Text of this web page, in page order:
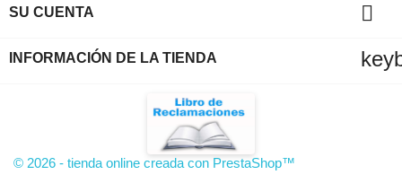
SU CUENTA 
INFORMACIÓN DE LA TIENDA
© 2026 - tienda online creada con PrestaShop™